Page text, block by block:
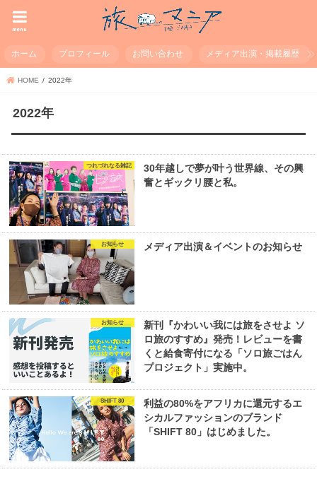
menu
ホーム プロフィール お問い合わせ メディア出演・掲載履歴
HOME 2022年
2022年
つれづれなる雑記
30年越しで夢が叶う世界線、その興
奮とギックリ腰と私。
お知らせ メディア出演＆イベントのお知らせ
お知らせ
新刊『かわいい我には旅をさせよ ソ
ロ旅のすすめ』発売！レビューを書
くと給食寄付になる「ソロ旅ごはん
プロジェクト」実施中。
SHIFT 80
利益の80%をアフリカに還元するエ
シカルファッションのブランド
「SHIFT 80」はじめました。